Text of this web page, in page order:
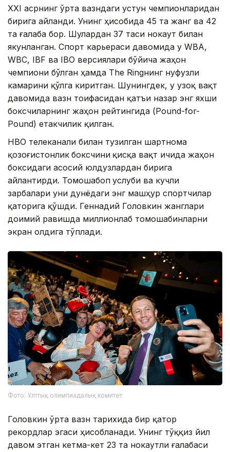
XXI асрнинг ўрта вазндаги устун чемпионларидан
бирига айланди. Унинг ҳисобида 45 та жанг ва 42
та ғалаба бор. Шулардан 37 таси нокаут билан
якунланган. Спорт карьераси давомида у WBA,
WBC, IBF ва IBO версиялари бўйича жаҳон
чемпиони бўлган ҳамда The Ringнинг нуфузли
камарини қўлга киритган. Шунингдек, у узоқ вақт
давомида вазн тоифасидан қатъи назар энг яхши
боксчиларнинг жаҳон рейтингида (Pound-for-
Pound) етакчилик қилган.
HBO телеканали билан тузилган шартнома
қозоғистонлик боксчини қисқа вақт ичида жаҳон
боксидаги асосий юлдузлардан бирига
айлантирди. Томошабоп услуби ва кучли
зарбалари уни дунёдаги энг машҳур спортчилар
қаторига қўшди. Геннадий Головкин жанглари
доимий равишда миллионлаб томошабинларни
экран олдига тўплади.
Фото: Ұлттық олимпиадалық комитет
Головкин ўрта вазн тарихида бир қатор
рекордлар эгаси ҳисобланади. Унинг тўққиз йил
давом этган кетма-кет 23 та нокаутли ғалабаси